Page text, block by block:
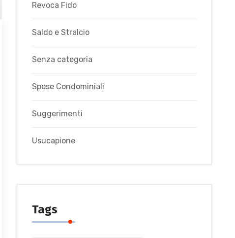
Revoca Fido
Saldo e Stralcio
Senza categoria
Spese Condominiali
Suggerimenti
Usucapione
Tags